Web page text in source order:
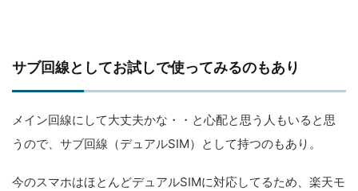
サブ回線としてお試しで使ってみるのもあり
メイン回線にして大丈夫かな・・と心配と思う人もいると思
うので、サブ回線（デュアルSIM）として持つのもあり。
今のスマホはほとんどデュアルSIMに対応してるため、楽天モ